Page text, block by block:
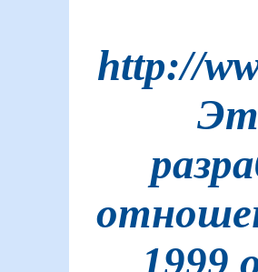
http://
1999